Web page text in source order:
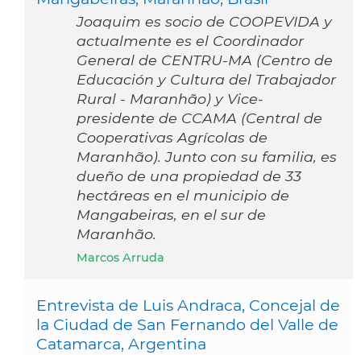
Joaquim es socio de COOPEVIDA y
actualmente es el Coordinador
General de CENTRU-MA (Centro de
Educación y Cultura del Trabajador
Rural - Maranhão) y Vice-
presidente de CCAMA (Central de
Cooperativas Agrícolas de
Maranhão). Junto con su familia, es
dueño de una propiedad de 33
hectáreas en el municipio de
Mangabeiras, en el sur de
Maranhão.
Marcos Arruda
Entrevista de Luis Andraca, Concejal de
la Ciudad de San Fernando del Valle de
Catamarca, Argentina